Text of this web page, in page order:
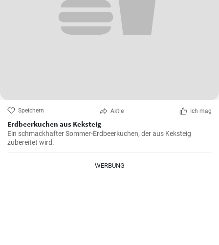
Speichern Aktie Ich mag
Erdbeerkuchen aus Keksteig
Ein schmackhafter Sommer-Erdbeerkuchen, der aus Keksteig
zubereitet wird.
WERBUNG